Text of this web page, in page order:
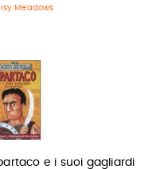
Meadows
e i suoi gagliardi